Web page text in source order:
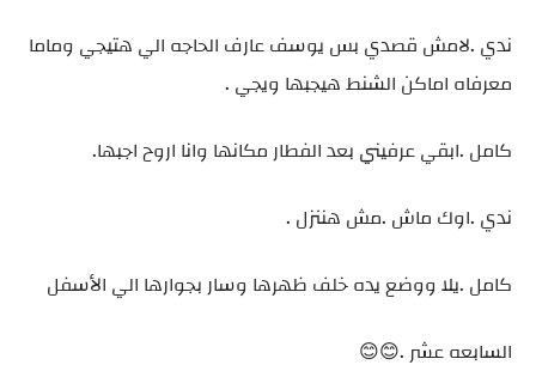
ندي .لامش قصدي بس يوسف عارف الحاجه الي هتيجي وماما
معرفاه اماكن الشنط هيجبها ويجي .
كامل .ابقي عرفيني بعد الفطار مكانها وانا اروح اجبها.
ندي .اوك ماش .مش هننزل .
كامل .يلا ووضع يده خلف ظهرها وسار بجوارها الي الأسفل
السابعه عشر .😊😊